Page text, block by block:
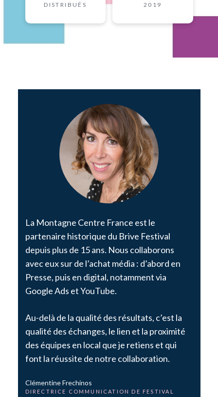
DISTRIBUÉS
2019
La Montagne Centre France est le
partenaire historique du Brive Festival
depuis plus de 15 ans. Nous collaborons
avec eux sur de l’achat média : d’abord en
Presse, puis en digital, notamment via
Google Ads et YouTube.
Au-delà de la qualité des résultats, c’est la
qualité des échanges, le lien et la proximité
des équipes en local que je retiens et qui
font la réussite de notre collaboration.
Clémentine Frechinos
DIRECTRICE COMMUNICATION DE FESTIVAL